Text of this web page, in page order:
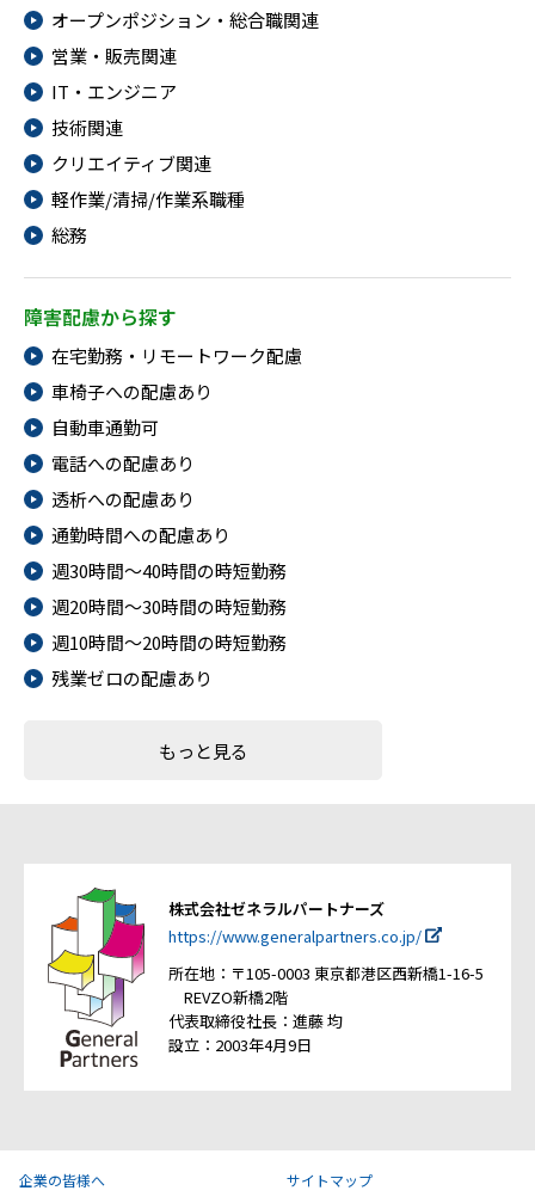
オープンポジション・総合職関連
営業・販売関連
IT・エンジニア
技術関連
クリエイティブ関連
軽作業/清掃/作業系職種
総務
障害配慮から探す
在宅勤務・リモートワーク配慮
車椅子への配慮あり
自動車通勤可
電話への配慮あり
透析への配慮あり
通勤時間への配慮あり
週30時間～40時間の時短勤務
週20時間～30時間の時短勤務
週10時間～20時間の時短勤務
残業ゼロの配慮あり
もっと見る
株式会社ゼネラルパートナーズ
https://www.generalpartners.co.jp/
所在地：〒105-0003 東京都港区西新橋1-16-5
REVZO新橋2階
代表取締役社長：進藤 均
設立：2003年4月9日
企業の皆様へ サイトマップ